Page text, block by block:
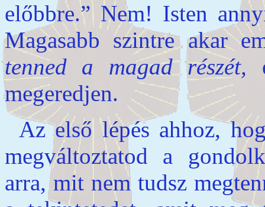
előbbre.” Nem! Isten
Magasabb szintre akar
tenned a magad részét,
megeredjen.
Az első lépés ahhoz,
megváltoztatod a
arra, mit nem tudsz